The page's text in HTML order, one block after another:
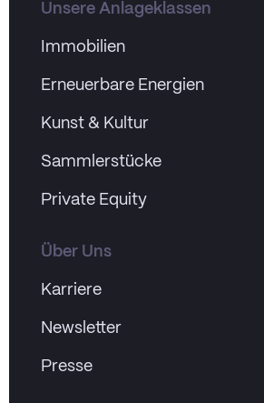
Unsere Anlageklassen
Immobilien
Erneuerbare Energien
Kunst & Kultur
Sammlerstücke
Private Equity
Über Uns
Karriere
Newsletter
Presse